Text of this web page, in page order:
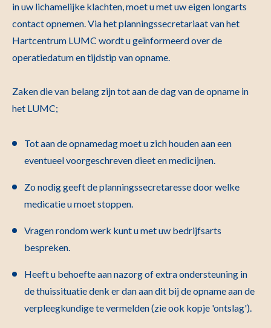
in uw lichamelijke klachten, moet u met uw eigen longarts
contact opnemen. Via het planningssecretariaat van het
Hartcentrum LUMC wordt u geïnformeerd over de
operatiedatum en tijdstip van opname.
Zaken die van belang zijn tot aan de dag van de opname in
het LUMC;
Tot aan de opnamedag moet u zich houden aan een
eventueel voorgeschreven dieet en medicijnen.
Zo nodig geeft de planningssecretaresse door welke
medicatie u moet stoppen.
Vragen rondom werk kunt u met uw bedrijfsarts
bespreken.
Heeft u behoefte aan nazorg of extra ondersteuning in
de thuissituatie denk er dan aan dit bij de opname aan de
verpleegkundige te vermelden (zie ook kopje 'ontslag').